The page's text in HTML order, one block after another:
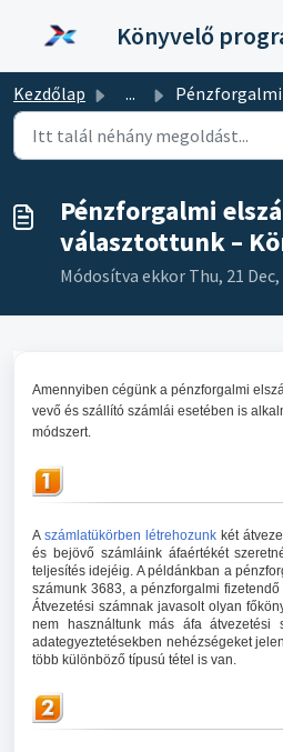
Könyvelő
Kezdőlap ... Pénzforgalmi elszámolást választottunk –
Pénzforgalmi
választottunk –
Módosítva ekkor Thu, 21 Dec,
Amennyiben cégünk a pénzforgalmi
vevő és szállító számlái esetében is
módszert.
A számlatükörben létrehozunk két
és bejövő számláink áfaértékét
teljesítés idejéig. A példánkban a
számunk 3683, a pénzforgalmi
Átvezetési számnak javasolt olyan
nem használtunk más áfa átvezetési
adategyeztetésekben nehézségeket
több különböző típusú tétel is van.